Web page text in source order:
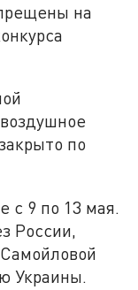
на
по
с 9 по 13 мая.
России,
Украины.